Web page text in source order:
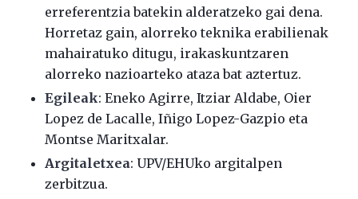
erreferentzia batekin alderatzeko gai dena.
Horretaz gain, alorreko teknika erabilienak
mahairatuko ditugu, irakaskuntzaren
alorreko nazioarteko ataza bat aztertuz.
Egileak: Eneko Agirre, Itziar Aldabe, Oier
Lopez de Lacalle, Iñigo Lopez-Gazpio eta
Montse Maritxalar.
Argitaletxea: UPV/EHUko argitalpen
zerbitzua.